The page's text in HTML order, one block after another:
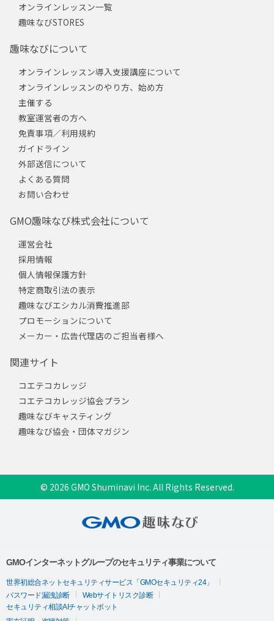
オンラインレッスン一覧
趣味なびSTORES
趣味なびについて
オンラインレッスン導入支援講座について
オンラインレッスンのやり方、始め方
主催する
教室運営者の方へ
免責事項／利用規約
ガイドライン
外部送信について
よくある質問
お問い合わせ
GMO趣味なび株式会社について
運営会社
採用情報
個人情報保護方針
特定商取引法の表示
趣味なびエシカル消費推進部
プロモーションについて
メーカー・広告代理店のご担当者様へ
関連サイト
コエテコカレッジ
コエテコカレッジ協会プラン
趣味なびキャスティング
趣味なび協会・団体マガジン
© 2026 GMO Shuminavi Inc. All Rights Reserved.